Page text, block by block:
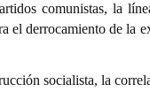
comunistas, la
el derrocamiento de la
socialista, la